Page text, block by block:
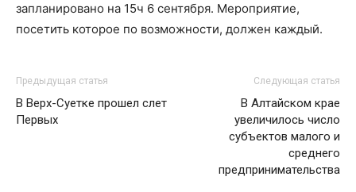
запланировано на 15ч 6 сентября. Мероприятие,
посетить которое по возможности, должен каждый.
Предыдущая статья
В Верх-Суетке прошел слет
Первых
Следующая статья
В Алтайском крае
увеличилось число
субъектов малого и
среднего
предпринимательства